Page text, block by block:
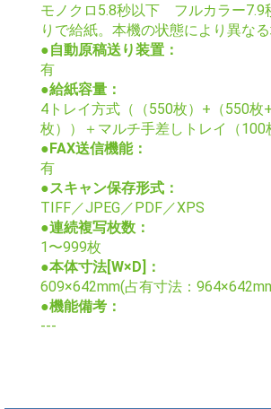
モノクロ5.8秒以下 フルカラー
りで給紙。本機の状態により異なる
●自動原稿送り装置：
有
●給紙容量：
4トレイ方式（（550枚）+（550枚
枚））＋マルチ手差しトレイ（100
●FAX送信機能：
有
●スキャン保存形式：
TIFF／JPEG／PDF／XPS
●連続複写枚数：
1〜999枚
●本体寸法[W×D]：
609×642mm(占有寸法：
●機能備考：
---